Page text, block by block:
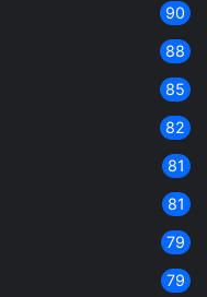
90
88
85
82
81
81
79
79